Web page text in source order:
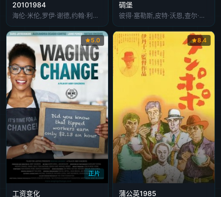
20101984
海伦·米伦,罗伊·谢德,约翰·利思戈,鲍勃·巴拉班,凯尔·杜拉
碉堡
彼得·塞勒斯,皮特·沃恩,查尔·阿兹纳弗,杰瑞米·坎普,帕尔·奥斯卡森
正片
5.0
工资变化
8.4
蒲公英1985